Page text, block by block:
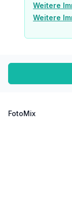
Weitere
Weitere
FotoMix